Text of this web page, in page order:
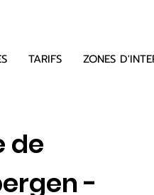
TARIFS ZONES
de
-